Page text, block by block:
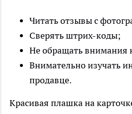
Читать отзывы с
Сверять штрих-коды;
Не обращать внимания
Внимательно изучать
продавце.
Красивая плашка на